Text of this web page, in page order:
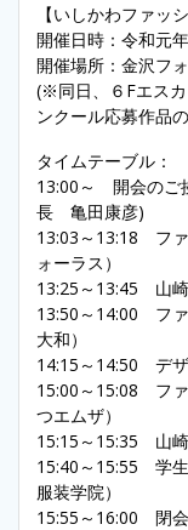
【いしかわファッ
開催日時：令和元
開催場所：金沢フ
(※同日、６Fエス
ンクール応募作品
タイムテーブル：
13:00～ 開会のご
長 亀田康彦)
13:03～13:18 フ
ォーラス）
13:25～13:45 山
13:50～14:00 フ
大和）
14:15～14:50 デ
15:00～15:08 フ
つエムザ）
15:15～15:35 山
15:40～15:55 学
服装学院）
15:55～16:00 閉